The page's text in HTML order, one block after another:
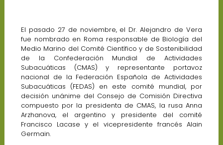
El pasado 27 de noviembre, el Dr. Alejandro de Vera
fue nombrado en Roma responsable de Biología del
Medio Marino del Comité Científico y de Sostenibilidad
de la Confederación Mundial de Actividades
Subacuáticas (CMAS) y representante portavoz
nacional de la Federación Española de Actividades
Subacuáticas (FEDAS) en este comité mundial, por
decisión unánime del Consejo de Comisión Directiva
compuesto por la presidenta de CMAS, la rusa Anna
Arzhanova, el argentino y presidente del comité
Francisco Lacase y el vicepresidente francés Alain
Germain.